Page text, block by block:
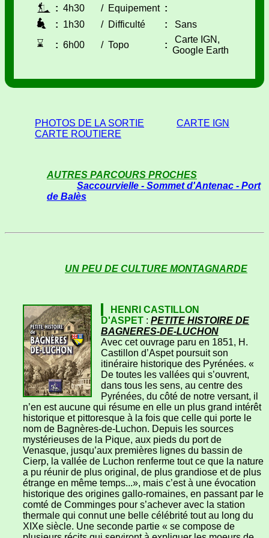
: 4h30 / Equipement :
: 1h30 / Difficulté :
Sans
⌛
: 6h00 / Topo :
Carte IGN,
Google Earth
PHOTOS DE LA SORTIE
CARTE IGN
CARTE ROUTIERE
AUTRES PARCOURS PROCHES
Saccourvielle - Sommet d'Antenac - Port
de Balès
UN PEU DE CULTURE MONTAGNARDE
HENRI CASTILLON
D'ASPET : PETITE HISTOIRE DE
BAGNERES-DE-LUCHON
Avec cet ouvrage paru en 1851, H.
Castillon d’Aspet poursuit son
itinéraire historique des Pyrénées. «
De toutes les vallées qui s’ouvrent,
dans tous les sens, au centre des
Pyrénées, du côté de notre versant, il
n’en est aucune qui résume en elle un plus grand intérêt
historique et pittoresque à la fois que celle qui porte le
nom de Bagnères-de-Luchon. Depuis les sources
mystérieuses de la Pique, aux pieds du port de
Venasque, jusqu’aux premières lignes du bassin de
Cierp, la vallée de Luchon renferme tout ce que la nature
a pu réunir de plus original, de plus grandiose et de plus
étrange en même temps...», mais c’est à une évocation
historique des origines gallo-romaines, en passant par le
comté de Comminges pour s’achever avec la station
thermale qui connut une belle célébrité tout au long du
XIXe siècle. Une seconde partie « se compose de